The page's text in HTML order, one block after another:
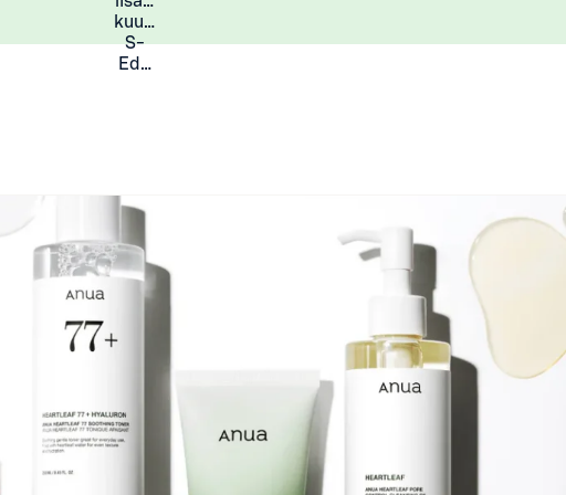
kuukauden
S-
Eduista